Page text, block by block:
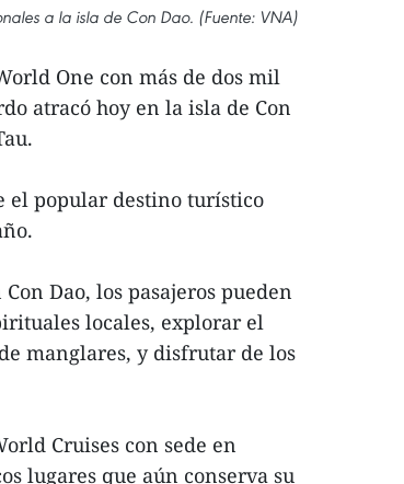
a la isla de Con Dao. (Fuente: VNA)
One con más de dos mil
atracó hoy en la isla de Con
el popular destino turístico
Dao, los pasajeros pueden
locales, explorar el
manglares, y disfrutar de los
Cruises con sede en
lugares que aún conserva su